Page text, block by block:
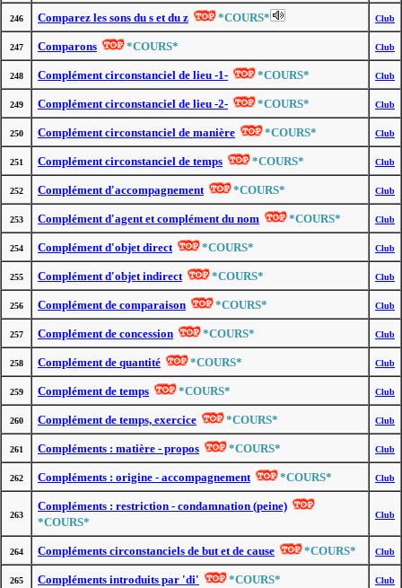
246 Comparez les sons du s et du z *COURS* Club
247 Comparons *COURS* Club
248 Complément circonstanciel de lieu -1- *COURS* Club
249 Complément circonstanciel de lieu -2- *COURS* Club
250 Complément circonstanciel de manière *COURS* Club
251 Complément circonstanciel de temps *COURS* Club
252 Complément d'accompagnement *COURS* Club
253 Complément d'agent et complément du nom *COURS* Club
254 Complément d'objet direct *COURS* Club
255 Complément d'objet indirect *COURS* Club
256 Complément de comparaison *COURS* Club
257 Complément de concession *COURS* Club
258 Complément de quantité *COURS* Club
259 Complément de temps *COURS* Club
260 Complément de temps, exercice *COURS* Club
261 Compléments : matière - propos *COURS* Club
262 Compléments : origine - accompagnement *COURS* Club
263
Compléments : restriction - condamnation (peine)
*COURS*
Club
264 Compléments circonstanciels de but et de cause *COURS* Club
265 Compléments introduits par 'di' *COURS* Club